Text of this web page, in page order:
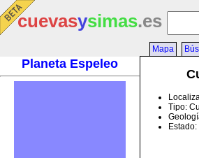
cuevasysimas.es
Planeta Espeleo
Mapa
Tipo: